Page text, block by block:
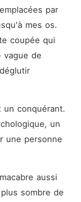
par
mes os.
coupée qui
vague de
un conquérant.
un
une personne
aussi
sombre de